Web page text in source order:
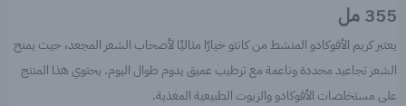
355 مل
يعتبر كريم الأفوكادو المنشط من كانتو خيارًا مثاليًا لأصحاب الشعر المجعد، حيث يمنح
الشعر تجاعيد محددة وناعمة مع ترطيب عميق يدوم طوال اليوم. يحتوي هذا المنتج
على مستخلصات الأفوكادو والزيوت الطبيعية المغذية.